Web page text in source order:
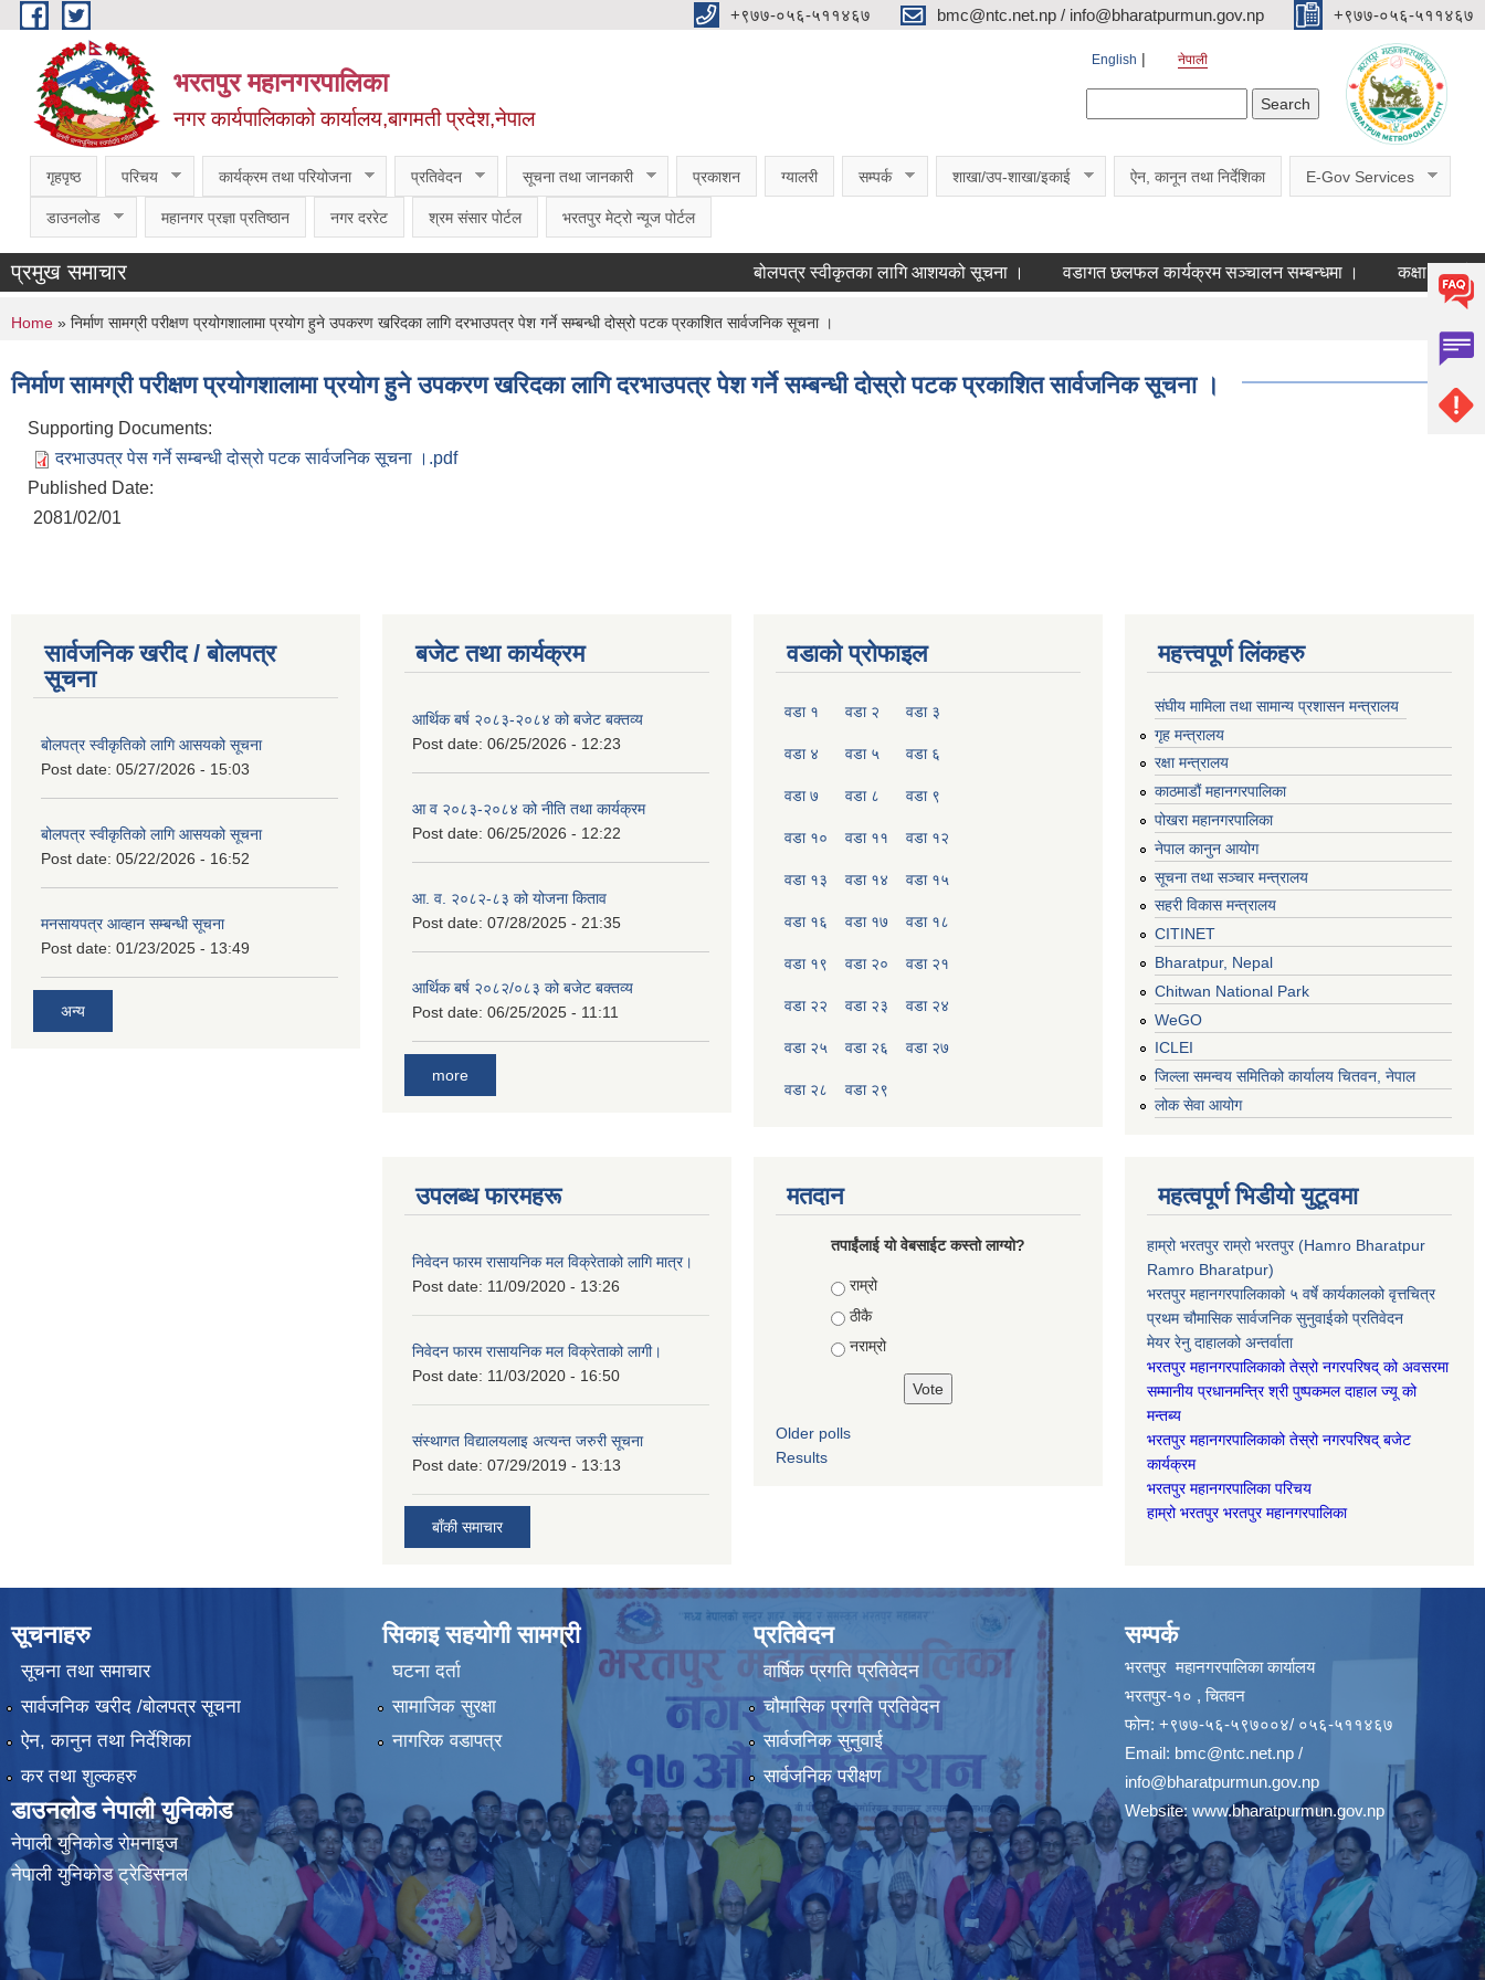
Skip to main content ‌‌+९७७-०५६-५११४६७ bmc@ntc.net.np / info@bharatpurmun.gov.np ‌‌+९७७-०५६-५११४६७
भरतपुर महानगरपालिका
नगर कार्यपालिकाको कार्यालय,बागमती प्रदेश,नेपाल
English नेपाली
गृहपृष्ठ परिचय कार्यक्रम तथा परियोजना प्रतिवेदन सूचना तथा जानकारी प्रकाशन ग्यालरी सम्पर्क शाखा/उप-शाखा/इकाई ऐन, कानून तथा निर्देशिका E-Gov Services
डाउनलोड महानगर प्रज्ञा प्रतिष्ठान नगर दररेट श्रम संसार पोर्टल भरतपुर मेट्रो न्यूज पोर्टल
प्रमुख समाचार बोलपत्र स्वीकृतका लागि आशयको सूचना । वडागत छलफल कार्यक्रम सञ्चालन सम्बन्धमा । कक्षा ११ को
You are here
Home » निर्माण सामग्री परीक्षण प्रयोगशालामा प्रयोग हुने उपकरण खरिदका लागि दरभाउपत्र पेश गर्ने सम्बन्धी दोस्रो पटक प्रकाशित सार्वजनिक सूचना ।
निर्माण सामग्री परीक्षण प्रयोगशालामा प्रयोग हुने उपकरण खरिदका लागि दरभाउपत्र पेश गर्ने सम्बन्धी दोस्रो पटक प्रकाशित सार्वजनिक सूचना ।
Supporting Documents:
दरभाउपत्र पेस गर्ने सम्बन्धी दोस्रो पटक सार्वजनिक सूचना ।.pdf
Published Date:
2081/02/01
सार्वजनिक खरीद / बोलपत्र
सूचना
बोलपत्र स्वीकृतिको लागि आसयको सूचना
Post date: 05/27/2026 - 15:03
बोलपत्र स्वीकृतिको लागि आसयको सूचना
Post date: 05/22/2026 - 16:52
मनसायपत्र आव्हान सम्बन्धी सूचना
Post date: 01/23/2025 - 13:49
अन्य
बजेट तथा कार्यक्रम
आर्थिक बर्ष २०८३-२०८४ को बजेट बक्तव्य
Post date: 06/25/2026 - 12:23
आ व २०८३-२०८४ को नीति तथा कार्यक्रम
Post date: 06/25/2026 - 12:22
आ. व. २०८२-८३ को योजना किताव
Post date: 07/28/2025 - 21:35
आर्थिक बर्ष २०८२/०८३ को बजेट बक्तव्य
Post date: 06/25/2025 - 11:11
more
वडाको प्रोफाइल
वडा १ वडा २ वडा ३
वडा ४ वडा ५ वडा ६
वडा ७ वडा ८ वडा ९
वडा १० वडा ११ वडा १२
वडा १३ वडा १४ वडा १५
वडा १६ वडा १७ वडा १८
वडा १९ वडा २० वडा २१
वडा २२ वडा २३ वडा २४
वडा २५ वडा २६ वडा २७
वडा २८ वडा २९
महत्त्वपूर्ण लिंकहरु
संघीय मामिला तथा सामान्य प्रशासन मन्त्रालय
गृह मन्त्रालय
रक्षा मन्त्रालय
काठमाडौं महानगरपालिका
पोखरा महानगरपालिका
नेपाल कानुन आयोग
सूचना तथा सञ्चार मन्त्रालय
सहरी विकास मन्त्रालय
CITINET
Bharatpur, Nepal
Chitwan National Park
WeGO
ICLEI
जिल्ला समन्वय समितिको कार्यालय चितवन, नेपाल
लोक सेवा आयोग
उपलब्ध फारमहरू
निवेदन फारम रासायनिक मल विक्रेताको लागि मात्र।
Post date: 11/09/2020 - 13:26
निवेदन फारम रासायनिक मल विक्रेताको लागी।
Post date: 11/03/2020 - 16:50
संस्थागत विद्यालयलाइ अत्यन्त जरुरी सूचना
Post date: 07/29/2019 - 13:13
बाँकी समाचार
मतदान
तपाईंलाई यो वेबसाईट कस्तो लाग्यो?
Choices
राम्रो
ठीकै
नराम्रो
Older polls
Results
महत्वपूर्ण भिडीयो युटूवमा
हाम्रो भरतपुर राम्रो भरतपुर (Hamro Bharatpur
Ramro Bharatpur)
भरतपुर महानगरपालिकाको ५ वर्षे कार्यकालको वृत्तचित्र
प्रथम चौमासिक सार्वजनिक सुनुवाईको प्रतिवेदन
मेयर रेनु दाहालको अन्तर्वाता
भरतपुर महानगरपालिकाको तेस्रो नगरपरिषद् को अवसरमा
सम्मानीय प्रधानमन्त्रि श्री पुष्पकमल दाहाल ज्यू को
मन्तब्य
भरतपुर महानगरपालिकाको तेस्रो नगरपरिषद् बजेट
कार्यक्रम
भरतपुर महानगरपालिका परिचय
हाम्रो भरतपुर भरतपुर महानगरपालिका
सूचनाहरु
सूचना तथा समाचार
सार्वजनिक खरीद /बोलपत्र सूचना
ऐन, कानुन तथा निर्देशिका
कर तथा शुल्कहरु
डाउनलोड नेपाली युनिकोड
नेपाली युनिकोड रोमनाइज
नेपाली युनिकोड ट्रेडिसनल
सिकाइ सहयोगी सामग्री
घटना दर्ता
सामाजिक सुरक्षा
नागरिक वडापत्र
प्रतिवेदन
वार्षिक प्रगति प्रतिवेदन
चौमासिक प्रगति प्रतिवेदन
सार्वजनिक सुनुवाई
सार्वजनिक परीक्षण
सम्पर्क
भरतपुर महानगरपालिका कार्यालय
भरतपुर-१० , चितवन
फोन: +९७७-५६-५९७००४/ ०५६-५११४६७
Email: bmc@ntc.net.np /
info@bharatpurmun.gov.np
Website: www.bharatpurmun.gov.np